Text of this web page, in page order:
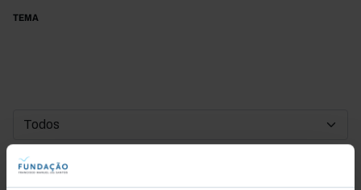
TEMA
DATA DE INÍCIO